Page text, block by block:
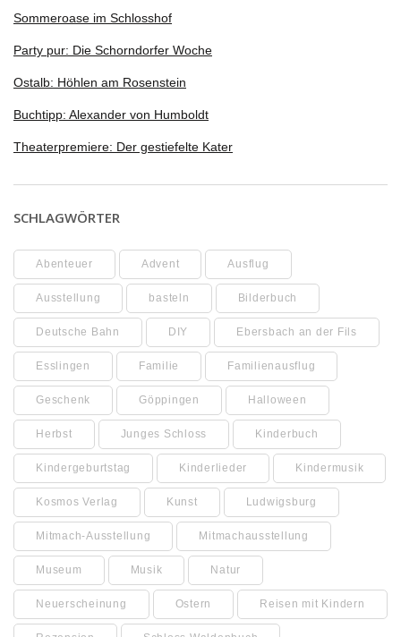
Sommeroase im Schlosshof
Party pur: Die Schorndorfer Woche
Ostalb: Höhlen am Rosenstein
Buchtipp: Alexander von Humboldt
Theaterpremiere: Der gestiefelte Kater
SCHLAGWÖRTER
Abenteuer Advent Ausflug
Ausstellung basteln Bilderbuch
Deutsche Bahn DIY Ebersbach an der Fils
Esslingen Familie Familienausflug
Geschenk Göppingen Halloween
Herbst Junges Schloss Kinderbuch
Kindergeburtstag Kinderlieder Kindermusik
Kosmos Verlag Kunst Ludwigsburg
Mitmach-Ausstellung Mitmachausstellung
Museum Musik Natur
Neuerscheinung Ostern Reisen mit Kindern